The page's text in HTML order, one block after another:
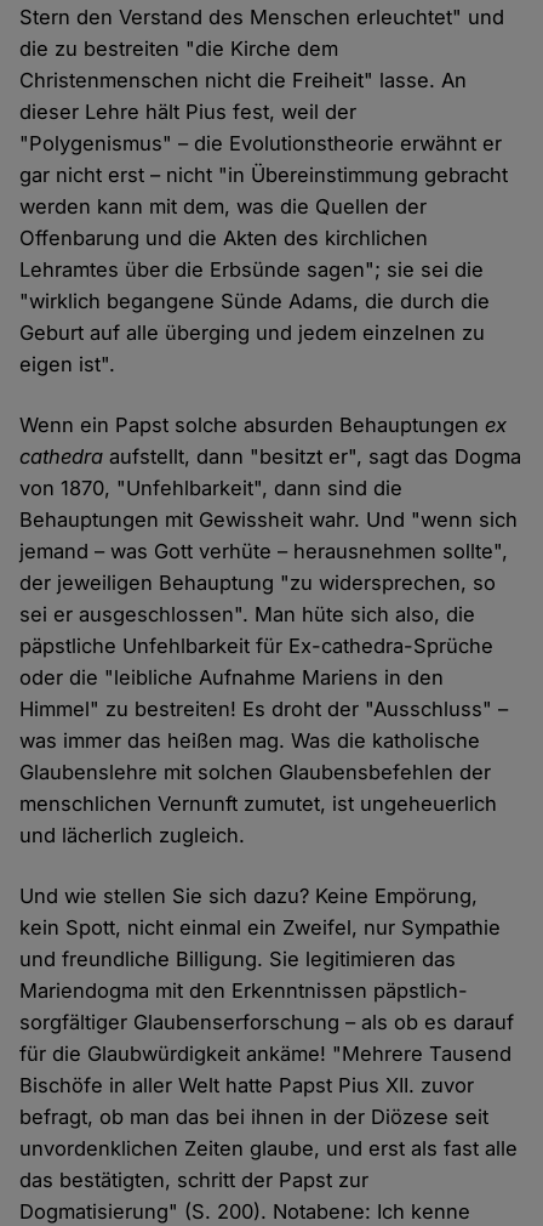
Stern den Verstand des Menschen erleuchtet" und
die zu bestreiten "die Kirche dem
Christenmenschen nicht die Freiheit" lasse. An
dieser Lehre hält Pius fest, weil der
"Polygenismus" – die Evolutionstheorie erwähnt er
gar nicht erst – nicht "in Übereinstimmung gebracht
werden kann mit dem, was die Quellen der
Offenbarung und die Akten des kirchlichen
Lehramtes über die Erbsünde sagen"; sie sei die
"wirklich begangene Sünde Adams, die durch die
Geburt auf alle überging und jedem einzelnen zu
eigen ist".
Wenn ein Papst solche absurden Behauptungenex
cathedra aufstellt, dann "besitzt er", sagt das Dogma
von 1870, "Unfehlbarkeit", dann sind die
Behauptungen mit Gewissheit wahr. Und "wenn sich
jemand – was Gott verhüte – herausnehmen sollte",
der jeweiligen Behauptung "zu widersprechen, so
sei er ausgeschlossen". Man hüte sich also, die
päpstliche Unfehlbarkeit für Ex-cathedra-Sprüche
oder die "leibliche Aufnahme Mariens in den
Himmel" zu bestreiten! Es droht der "Ausschluss" –
was immer das heißen mag. Was die katholische
Glaubenslehre mit solchen Glaubensbefehlen der
menschlichen Vernunft zumutet, ist ungeheuerlich
und lächerlich zugleich.
Und wie stellen Sie sich dazu? Keine Empörung,
kein Spott, nicht einmal ein Zweifel, nur Sympathie
und freundliche Billigung. Sie legitimieren das
Mariendogma mit den Erkenntnissen päpstlich-
sorgfältiger Glaubenserforschung – als ob es darauf
für die Glaubwürdigkeit ankäme! "Mehrere Tausend
Bischöfe in aller Welt hatte Papst Pius XII. zuvor
befragt, ob man das bei ihnen in der Diözese seit
unvordenklichen Zeiten glaube, und erst als fast alle
das bestätigten, schritt der Papst zur
Dogmatisierung" (S. 200). Notabene: Ich kenne